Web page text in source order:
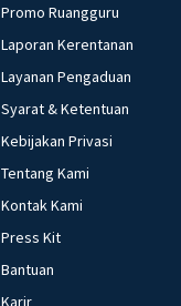
Promo Ruangguru
Laporan Kerentanan
Layanan Pengaduan
Syarat & Ketentuan
Kebijakan Privasi
Tentang Kami
Kontak Kami
Press Kit
Bantuan
Karir